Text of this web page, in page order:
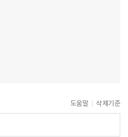
도움말 삭제기준